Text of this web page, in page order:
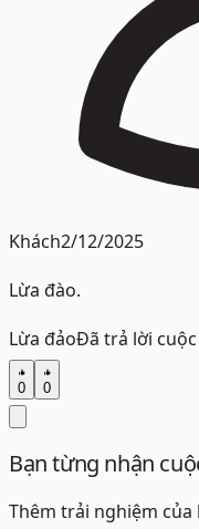
Khách2/12/2025
Lừa đào.
Lừa đảoĐã trả lời
0 0
Bạn từng nhận
Thêm trải nghiệm của